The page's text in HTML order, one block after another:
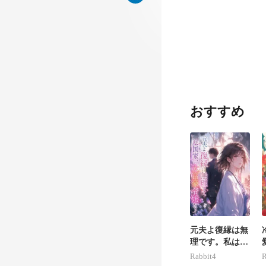
でした。 出席
おすすめ
元夫よ復縁は無
理です。私は国
家一の大富豪令
Rabbit4